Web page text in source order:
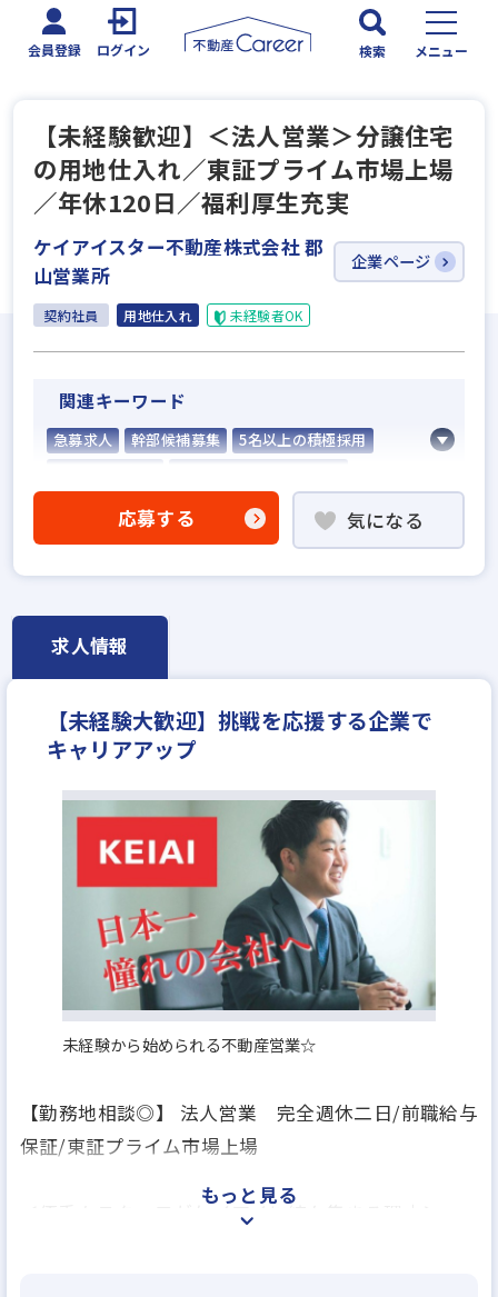
会員登録 ログイン 検索 メニュー
【未経験歓迎】＜法人営業＞分譲住宅
の用地仕入れ／東証プライム市場上場
／年休120日／福利厚生充実
ケイアイスター不動産株式会社 郡
山営業所
企業ページ
契約社員 用地仕入れ 未経験者OK
関連キーワード
急募求人 幹部候補募集
5名以上の積極採用
業界未経験歓迎
既卒・第2新卒歓迎
職種未経験歓迎
歩合給
女性が活躍中
完全週休2日
休日シフト制
年間休日120日以上
年収300万円
月給25万円
応募する 気になる
求人情報
【未経験大歓迎】挑戦を応援する企業で
キャリアアップ
未経験から始められる不動産営業☆
【勤務地相談◎】 法人営業 完全週休二日/前職給与
保証/東証プライム市場上場
＜優秀なスタッフがケイアイに続々集まる理由＞
もっと見る